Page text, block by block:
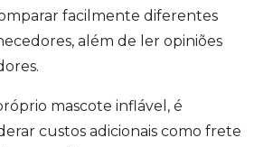
facilmente diferentes
além de ler opiniões
mascote inflável, é
custos adicionais como frete